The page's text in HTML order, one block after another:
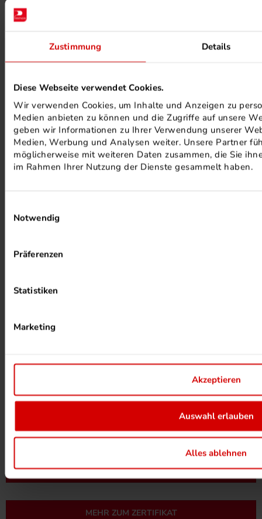
Zustimmung Details
Diese Webseite verwendet Cookies.
Wir verwenden Cookies, um Inhalte und Anzeigen zu
Medien anbieten zu können und die Zugriffe auf unsere
geben wir Informationen zu Ihrer Verwendung unserer
Medien, Werbung und Analysen weiter. Unsere Partner
möglicherweise mit weiteren Daten zusammen, die Sie
im Rahmen Ihrer Nutzung der Dienste gesammelt haben.
Notwendig
Präferenzen
Statistiken
Marketing
Akzeptieren
Auswahl erlauben
Alles ablehnen
MINERALÖLFREIE FARBEN
PHOTOVOLTAIK ANLAGEN
HEIZUNG PER ABWÄRME
UMWELTPROJEKTE ANSEHEN
MEHR ZUM ZERTIFIKAT